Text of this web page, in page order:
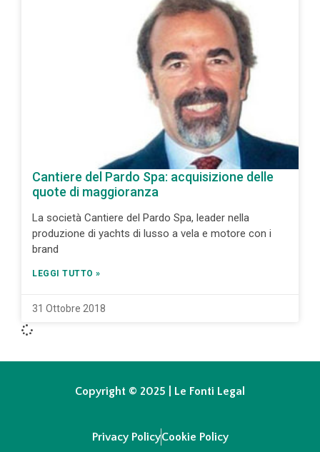
Cantiere del Pardo Spa: acquisizione delle
quote di maggioranza
La società Cantiere del Pardo Spa, leader nella
produzione di yachts di lusso a vela e motore con i
brand
LEGGI TUTTO »
31 Ottobre 2018
Copyright © 2025 | Le Fonti Legal
Privacy PolicyCookie Policy